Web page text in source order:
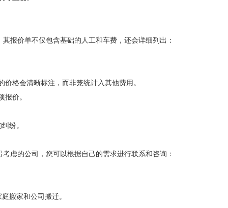
报价单不仅包含基础的人工和车费，还会详细列出：
格会清晰标注，而非笼统计入其他费用。
价。
纷。
虑的公司，您可以根据自己的需求进行联系和咨询：
搬家和公司搬迁。